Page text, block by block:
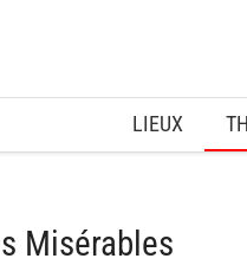
LIEUX
Misérables